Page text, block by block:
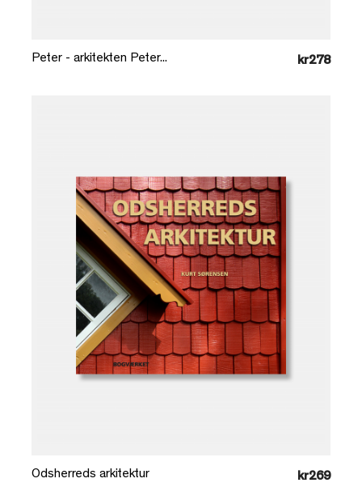
Peter - arkitekten Peter... kr278
Odsherreds arkitektur kr269